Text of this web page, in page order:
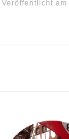
Veröffentlicht am